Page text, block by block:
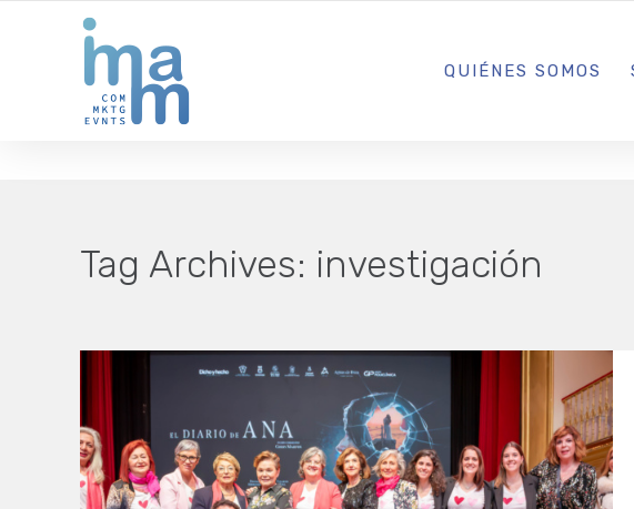
AGENCIA CREATIVA DE COMUNICACIÓN Y ESTRATEGIA DIGITAL IBIZA · MADRID ·
QUIÉNES SOMOS
Tag Archives: investigación